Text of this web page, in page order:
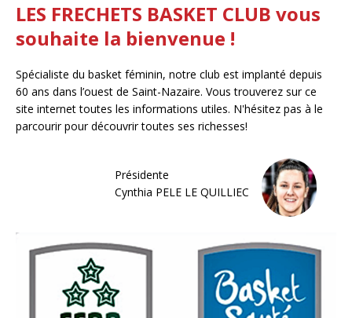
LES FRECHETS BASKET CLUB vous
souhaite la bienvenue !
Spécialiste du basket féminin, notre club est implanté depuis
60 ans dans l’ouest de Saint-Nazaire. Vous trouverez sur ce
site internet toutes les informations utiles. N'hésitez pas à le
parcourir pour découvrir toutes ses richesses!
Présidente
Cynthia PELE LE QUILLIEC